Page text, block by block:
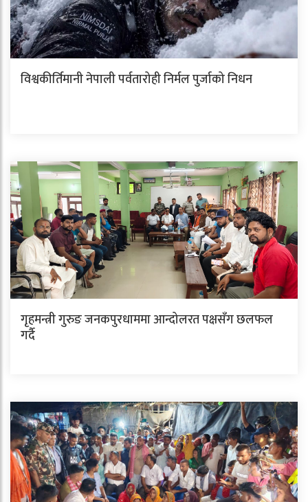
विश्वकीर्तिमानी नेपाली पर्वतारोही निर्मल पुर्जाको निधन
गृहमन्त्री गुरुङ जनकपुरधाममा आन्दोलरत पक्षसँग छलफल
गर्दै